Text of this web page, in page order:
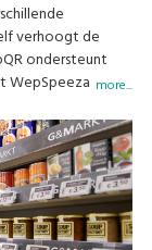
verhoogt de
ondersteunt
WepSpeeza more...